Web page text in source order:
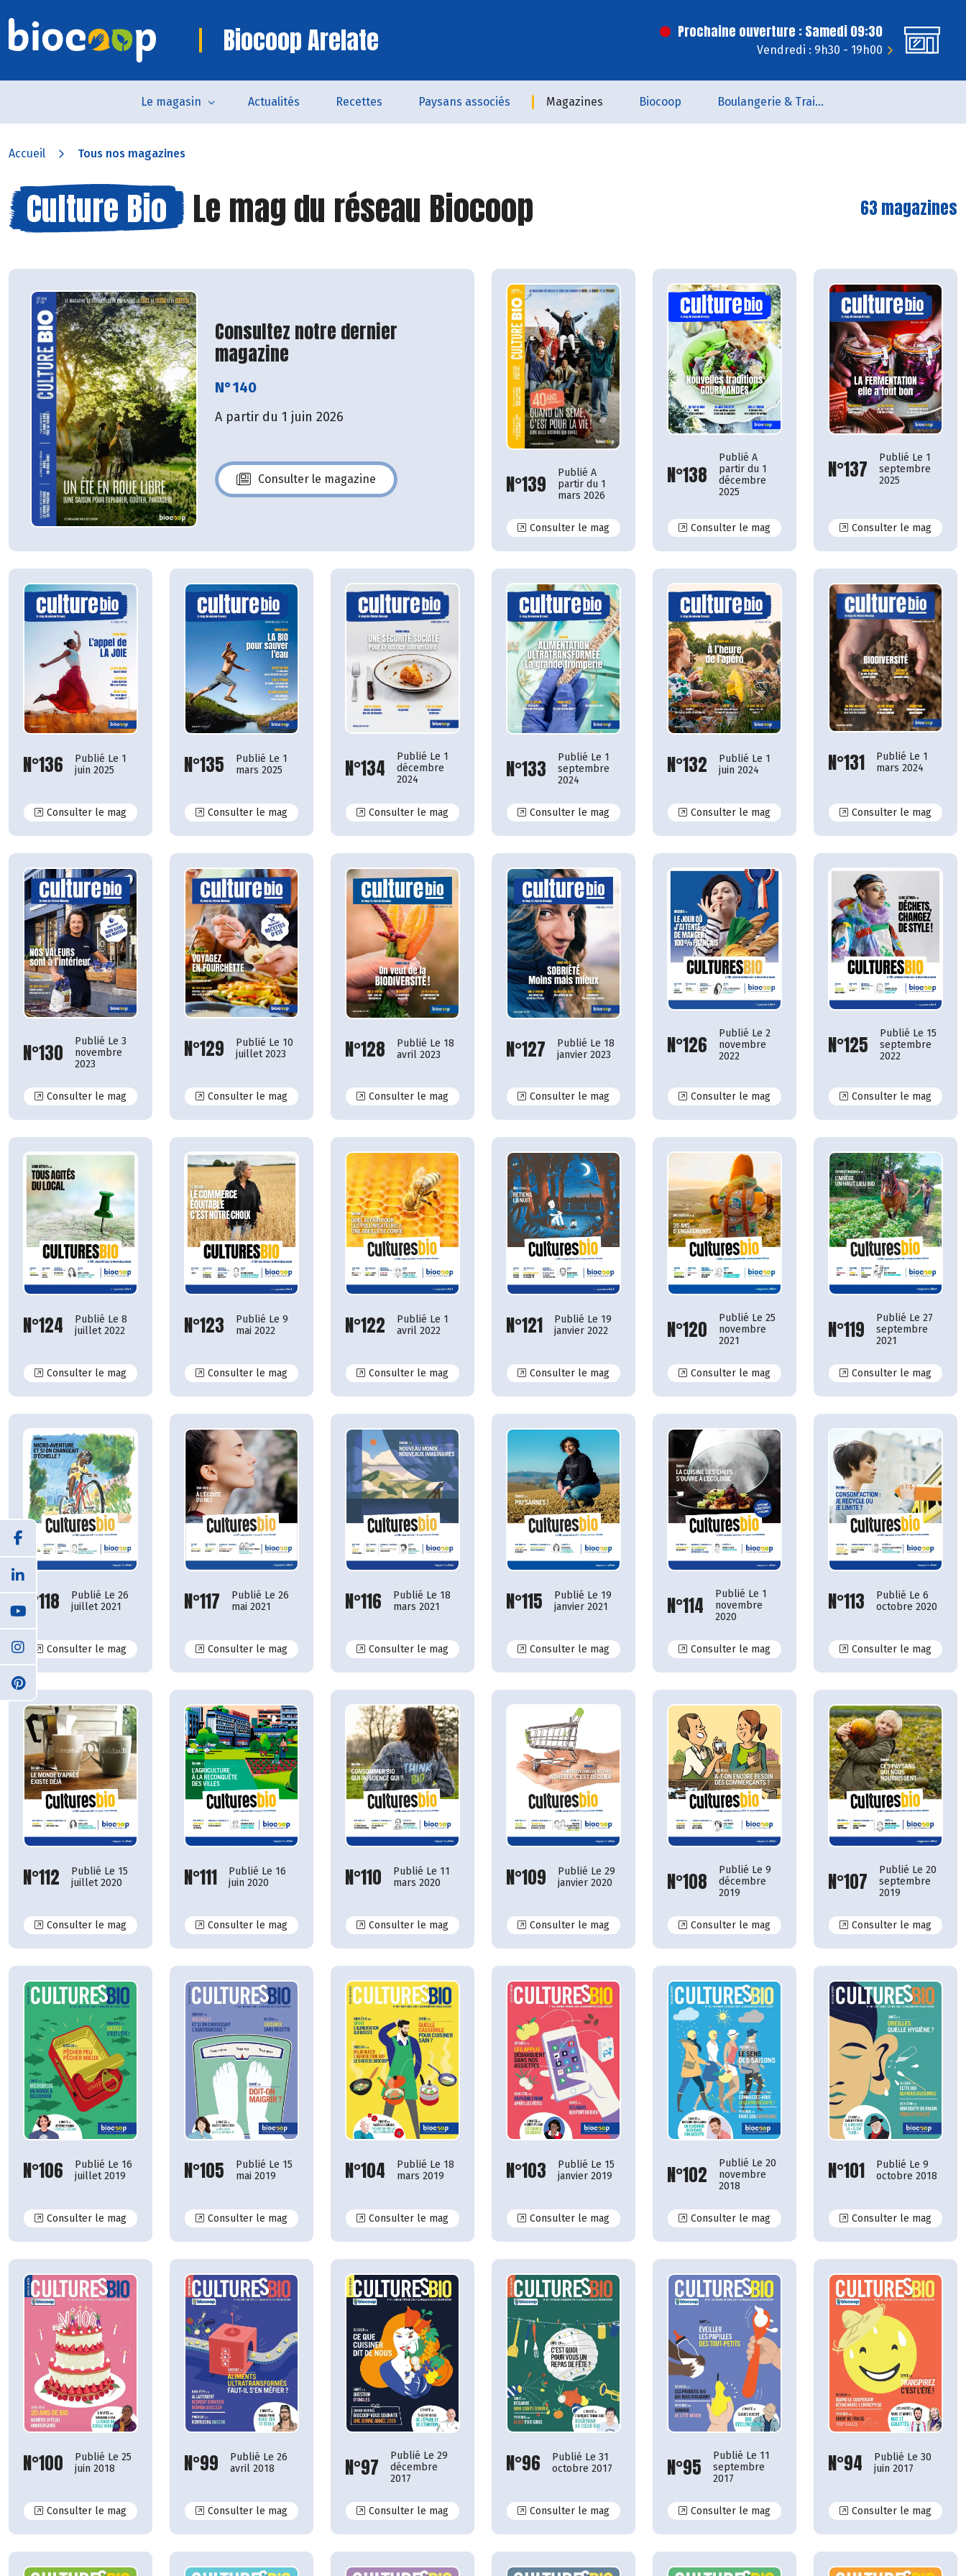
Biocoop Arelate Prochaine ouverture : Samedi 09:30
Vendredi : 9h30 - 19h00
Le magasin Actualités Recettes Paysans associés Magazines Biocoop Boulangerie & Traiteur
Accueil Tous nos magazines
Culture Bio Le mag du réseau Biocoop 63 magazines
Consultez notre dernier
magazine
N°140
A partir du 1 juin 2026
Consulter le magazine
N°140 N°139
Publié A
partir du 1
mars 2026
Consulter le magN°139
N°138
Publié A
partir du 1
décembre
2025
Consulter le magN°138
N°137
Publié Le 1
septembre
2025
Consulter le magN°137
N°136
Publié Le 1
juin 2025
Consulter le magN°136
N°135
Publié Le 1
mars 2025
Consulter le magN°135
N°134
Publié Le 1
décembre
2024
Consulter le magN°134
N°133
Publié Le 1
septembre
2024
Consulter le magN°133
N°132
Publié Le 1
juin 2024
Consulter le magN°132
N°131
Publié Le 1
mars 2024
Consulter le magN°131
N°130
Publié Le 3
novembre
2023
Consulter le magN°130
N°129
Publié Le 10
juillet 2023
Consulter le magN°129
N°128
Publié Le 18
avril 2023
Consulter le magN°128
N°127
Publié Le 18
janvier 2023
Consulter le magN°127
N°126
Publié Le 2
novembre
2022
Consulter le magN°126
N°125
Publié Le 15
septembre
2022
Consulter le magN°125
N°124
Publié Le 8
juillet 2022
Consulter le magN°124
N°123
Publié Le 9
mai 2022
Consulter le magN°123
N°122
Publié Le 1
avril 2022
Consulter le magN°122
N°121
Publié Le 19
janvier 2022
Consulter le magN°121
N°120
Publié Le 25
novembre
2021
Consulter le magN°120
N°119
Publié Le 27
septembre
2021
Consulter le magN°119
N°118
Publié Le 26
juillet 2021
Consulter le magN°118
N°117
Publié Le 26
mai 2021
Consulter le magN°117
N°116
Publié Le 18
mars 2021
Consulter le magN°116
N°115
Publié Le 19
janvier 2021
Consulter le magN°115
N°114
Publié Le 1
novembre
2020
Consulter le magN°114
N°113
Publié Le 6
octobre 2020
Consulter le magN°113
N°112
Publié Le 15
juillet 2020
Consulter le magN°112
N°111
Publié Le 16
juin 2020
Consulter le magN°111
N°110
Publié Le 11
mars 2020
Consulter le magN°110
N°109
Publié Le 29
janvier 2020
Consulter le magN°109
N°108
Publié Le 9
décembre
2019
Consulter le magN°108
N°107
Publié Le 20
septembre
2019
Consulter le magN°107
N°106
Publié Le 16
juillet 2019
Consulter le magN°106
N°105
Publié Le 15
mai 2019
Consulter le magN°105
N°104
Publié Le 18
mars 2019
Consulter le magN°104
N°103
Publié Le 15
janvier 2019
Consulter le magN°103
N°102
Publié Le 20
novembre
2018
Consulter le magN°102
N°101
Publié Le 9
octobre 2018
Consulter le magN°101
N°100
Publié Le 25
juin 2018
Consulter le magN°100
N°99
Publié Le 26
avril 2018
Consulter le magN°99
N°97
Publié Le 29
décembre
2017
Consulter le magN°97
N°96
Publié Le 31
octobre 2017
Consulter le magN°96
N°95
Publié Le 11
septembre
2017
Consulter le magN°95
N°94
Publié Le 30
juin 2017
Consulter le magN°94